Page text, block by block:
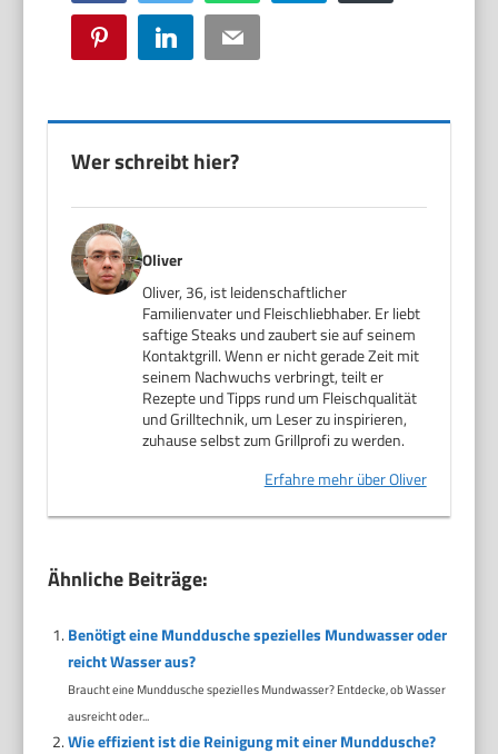
Pinterest LinkedIn Email
Wer schreibt hier?
Oliver
Oliver, 36, ist leidenschaftlicher
Familienvater und Fleischliebhaber. Er liebt
saftige Steaks und zaubert sie auf seinem
Kontaktgrill. Wenn er nicht gerade Zeit mit
seinem Nachwuchs verbringt, teilt er
Rezepte und Tipps rund um Fleischqualität
und Grilltechnik, um Leser zu inspirieren,
zuhause selbst zum Grillprofi zu werden.
Erfahre mehr über Oliver
Ähnliche Beiträge:
Benötigt eine Munddusche spezielles Mundwasser oder
reicht Wasser aus?
Braucht eine Munddusche spezielles Mundwasser? Entdecke, ob Wasser
ausreicht oder...
Wie effizient ist die Reinigung mit einer Munddusche?